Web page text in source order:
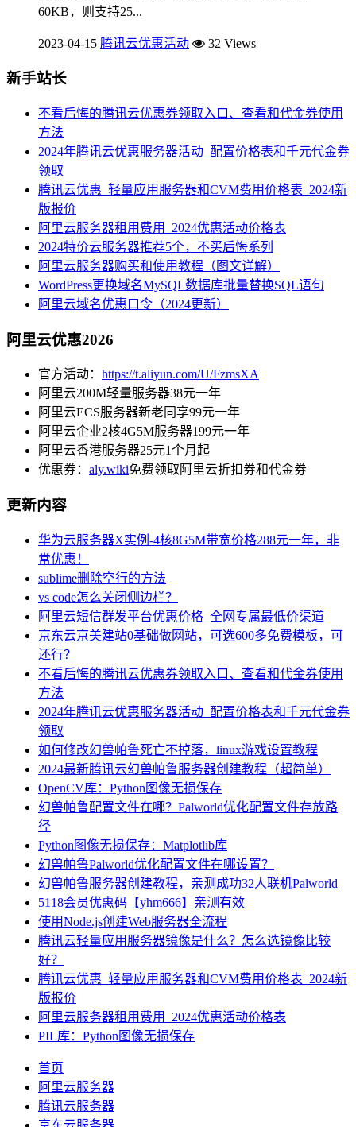
60KB，则支持25...
2023-04-15 腾讯云优惠活动 32 Views
新手站长
不看后悔的腾讯云优惠券领取入口、查看和代金券使用
方法
2024年腾讯云优惠服务器活动_配置价格表和千元代金券
领取
腾讯云优惠_轻量应用服务器和CVM费用价格表_2024新
版报价
阿里云服务器租用费用_2024优惠活动价格表
2024特价云服务器推荐5个，不买后悔系列
阿里云服务器购买和使用教程（图文详解）
WordPress更换域名MySQL数据库批量替换SQL语句
阿里云域名优惠口令（2024更新）
阿里云优惠2026
官方活动： https://t.aliyun.com/U/FzmsXA
阿里云200M轻量服务器38元一年
阿里云ECS服务器新老同享99元一年
阿里云企业2核4G5M服务器199元一年
阿里云香港服务器25元1个月起
优惠券： aly.wiki免费领取阿里云折扣券和代金券
更新内容
华为云服务器X实例-4核8G5M带宽价格288元一年，非
常优惠！
sublime删除空行的方法
vs code怎么关闭侧边栏？
阿里云短信群发平台优惠价格_全网专属最低价渠道
京东云京美建站0基础做网站，可选600多免费模板，可
还行？
不看后悔的腾讯云优惠券领取入口、查看和代金券使用
方法
2024年腾讯云优惠服务器活动_配置价格表和千元代金券
领取
如何修改幻兽帕鲁死亡不掉落，linux游戏设置教程
2024最新腾讯云幻兽帕鲁服务器创建教程（超简单）
OpenCV库：Python图像无损保存
幻兽帕鲁配置文件在哪？Palworld优化配置文件存放路
径
Python图像无损保存：Matplotlib库
幻兽帕鲁Palworld优化配置文件在哪设置？
幻兽帕鲁服务器创建教程，亲测成功32人联机Palworld
5118会员优惠码【yhm666】亲测有效
使用Node.js创建Web服务器全流程
腾讯云轻量应用服务器镜像是什么？怎么选镜像比较
好？
腾讯云优惠_轻量应用服务器和CVM费用价格表_2024新
版报价
阿里云服务器租用费用_2024优惠活动价格表
PIL库：Python图像无损保存
首页
阿里云服务器
腾讯云服务器